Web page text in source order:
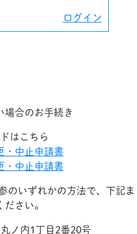
ログイン
場合のお手続き
はこちら
・中止申請書
・中止申請書
のいずれかの方法で、下記ま
ださい。
ノ内1丁目2番20号